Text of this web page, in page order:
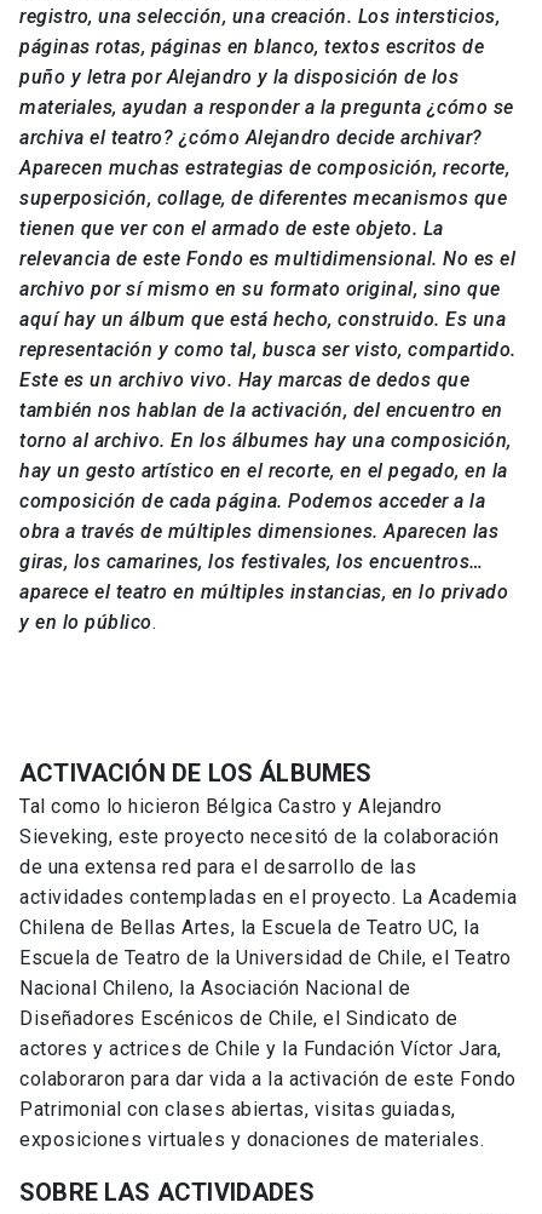
registro, una selección, una creación. Los intersticios,
páginas rotas, páginas en blanco, textos escritos de
puño y letra por Alejandro y la disposición de los
materiales, ayudan a responder a la pregunta ¿cómo se
archiva el teatro? ¿cómo Alejandro decide archivar?
Aparecen muchas estrategias de composición, recorte,
superposición, collage, de diferentes mecanismos que
tienen que ver con el armado de este objeto. La
relevancia de este Fondo es multidimensional. No es el
archivo por sí mismo en su formato original, sino que
aquí hay un álbum que está hecho, construido. Es una
representación y como tal, busca ser visto, compartido.
Este es un archivo vivo. Hay marcas de dedos que
también nos hablan de la activación, del encuentro en
torno al archivo. En los álbumes hay una composición,
hay un gesto artístico en el recorte, en el pegado, en la
composición de cada página. Podemos acceder a la
obra a través de múltiples dimensiones. Aparecen las
giras, los camarines, los festivales, los encuentros…
aparece el teatro en múltiples instancias, en lo privado
y en lo público.
ACTIVACIÓN DE LOS ÁLBUMES
Tal como lo hicieron Bélgica Castro y Alejandro
Sieveking, este proyecto necesitó de la colaboración
de una extensa red para el desarrollo de las
actividades contempladas en el proyecto. La Academia
Chilena de Bellas Artes, la Escuela de Teatro UC, la
Escuela de Teatro de la Universidad de Chile, el Teatro
Nacional Chileno, la Asociación Nacional de
Diseñadores Escénicos de Chile, el Sindicato de
actores y actrices de Chile y la Fundación Víctor Jara,
colaboraron para dar vida a la activación de este Fondo
Patrimonial con clases abiertas, visitas guiadas,
exposiciones virtuales y donaciones de materiales.
SOBRE LAS ACTIVIDADES